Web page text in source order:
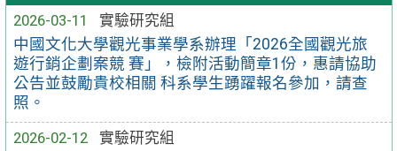
2026-03-11
實驗研究組
中國文化大學觀光事業學系辦理「2026全國觀光旅
遊行銷企劃案競 賽」，檢附活動簡章1份，惠請協助
公告並鼓勵貴校相關 科系學生踴躍報名參加，請查
照。
2026-02-12
實驗研究組